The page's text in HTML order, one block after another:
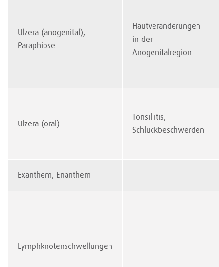
Ulzera (anogenital),
Paraphiose
Hautveränderungen
in der
Anogenitalregion
Ulzera (oral)
Tonsillitis,
Schluckbeschwerden
Exanthem, Enanthem
Lymphknotenschwellungen